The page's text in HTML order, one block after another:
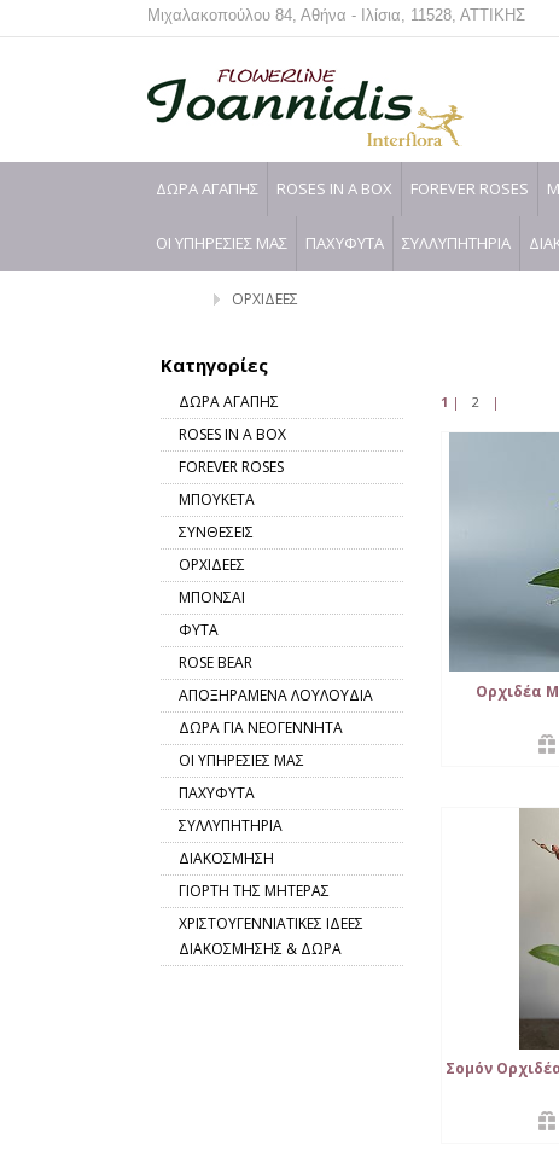
Μιχαλακοπούλου 84, Αθήνα - Ιλίσια, 11528, ΑΤΤΙΚΗΣ
ΔΩΡΑ ΑΓΑΠΗΣ ROSES IN A BOX FOREVER ROSES
ΟΙ ΥΠΗΡΕΣΙΕΣ ΜΑΣ ΠΑΧΥΦΥΤΑ ΣΥΛΛΥΠΗΤΗΡΙΑ
ΟΡΧΙΔΕΕΣ
Κατηγορίες
ΔΩΡΑ ΑΓΑΠΗΣ
ROSES IN A BOX
FOREVER ROSES
ΜΠΟΥΚΕΤΑ
ΣΥΝΘΕΣΕΙΣ
ΟΡΧΙΔΕΕΣ
ΜΠΟΝΣΑΙ
ΦΥΤΑ
ROSE BEAR
ΑΠΟΞΗΡΑΜΕΝΑ ΛΟΥΛΟΥΔΙΑ
ΔΩΡΑ ΓΙΑ ΝΕΟΓΕΝΝΗΤΑ
ΟΙ ΥΠΗΡΕΣΙΕΣ ΜΑΣ
ΠΑΧΥΦΥΤΑ
ΣΥΛΛΥΠΗΤΗΡΙΑ
ΔΙΑΚΟΣΜΗΣΗ
ΓΙΟΡΤΗ ΤΗΣ ΜΗΤΕΡΑΣ
ΧΡΙΣΤΟΥΓΕΝΝΙΑΤΙΚΕΣ ΙΔΕΕΣ
ΔΙΑΚΟΣΜΗΣΗΣ & ΔΩΡΑ
1 | 2 |
Ορχιδέα
Σομόν